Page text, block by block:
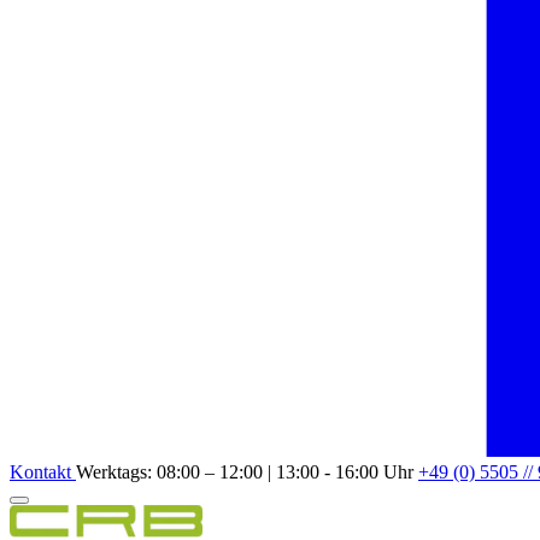
Kontakt Werktags: 08:00 – 12:00 | 13:00 - 16:00 Uhr+49 (0) 5505 //